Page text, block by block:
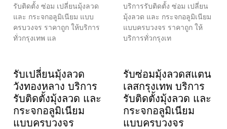
รับติดตั้ง ซ่อม เปลี่ยนมุ้งลวด
และ กระจกอลูมิเนียม แบบ
ครบวงจร ราคาถูก ให้บริการ
ทั่วกรุงเทพ แล
บริการรับติดตั้ง ซ่อม เปลี่ยน
มุ้งลวด และ กระจกอลูมิเนียม
แบบครบวงจร ราคาถูก ให้
บริการทั่วกรุงเท
รับเปลี่ยนมุ้งลวด
วังทองหลาง บริการ
รับติดตั้งมุ้งลวด และ
กระจกอลูมิเนียม
แบบครบวงจร
รับซ่อมมุ้งลวดสแตน
เลสกรุงเทพ บริการ
รับติดตั้งมุ้งลวด และ
กระจกอลูมิเนียม
แบบครบวงจร